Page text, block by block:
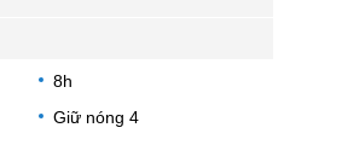
8h
Giữ nóng 4